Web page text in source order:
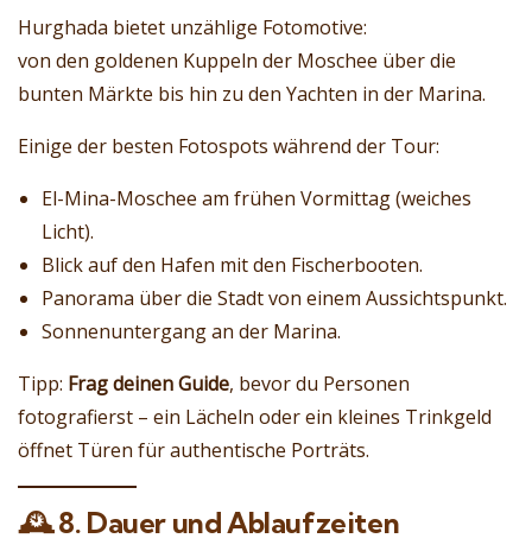
Hurghada bietet unzählige Fotomotive:
von den goldenen Kuppeln der Moschee über die
bunten Märkte bis hin zu den Yachten in der Marina.
Einige der besten Fotospots während der Tour:
El-Mina-Moschee am frühen Vormittag (weiches
Licht).
Blick auf den Hafen mit den Fischerbooten.
Panorama über die Stadt von einem Aussichtspunkt.
Sonnenuntergang an der Marina.
Tipp: Frag deinen Guide, bevor du Personen
fotografierst – ein Lächeln oder ein kleines Trinkgeld
öffnet Türen für authentische Porträts.
🕰️8. Dauer und Ablaufzeiten